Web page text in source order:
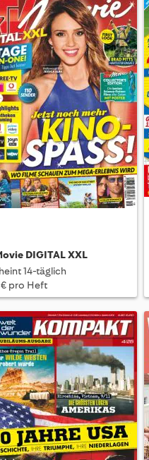
DIGITAL XXL
14-täglich
pro Heft